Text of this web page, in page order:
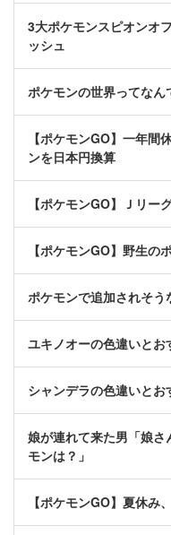
3大ポケモンスピオンオ
ッシュ
ポケモンの世界ってな
【ポケモンGO】一年間
ンを日本円換算
【ポケモンGO】Ｊリー
【ポケモンGO】野生の
ポケモンで追加されそう
ユキノオーの色違いとお
シャンデラの色違いとお
娘が連れて来た男「娘
モンは？」
【ポケモンGO】夏休み